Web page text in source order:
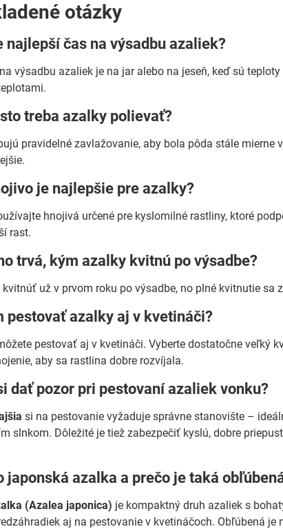
otázky
najlepší čas na výsadbu azaliek?
výsadbu azaliek je na jar alebo na jeseň, keď sú
treba azalky polievať?
pravidelné zavlažovanie, aby bola pôda stále
je najlepšie pre azalky?
hnojivá určené pre kyslomilné rastliny, ktoré
rast.
trvá, kým azalky kvitnú po výsadbe?
už v prvom roku po výsadbe, no plné kvitnutie
pestovať azalky aj v kvetináči?
pestovať aj v kvetináči. Vyberte dostatočne veľký
aby sa rastlina dobre rozvíjala.
dať pozor pri pestovaní azaliek vonku?
si na pestovanie vyžaduje správne stanovište –
slnkom. Dôležité je tiež zabezpečiť kyslú, dobre
japonská azalka a prečo je taká
(Azalea japonica) je kompaktný druh azaliek s
aj na pestovanie v kvetináčoch. Obľúbená